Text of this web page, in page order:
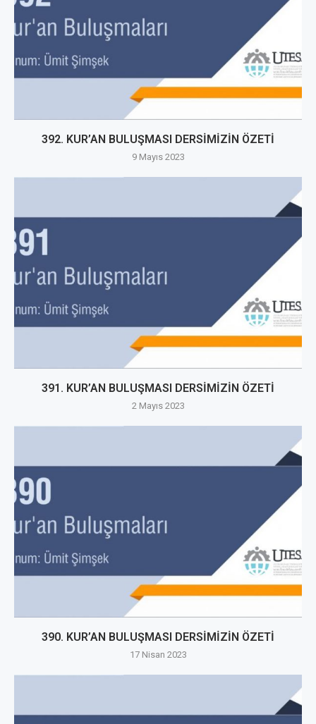
392. KUR’AN BULUŞMASI DERSİMİZİN ÖZETİ
9 Mayıs 2023
391. KUR’AN BULUŞMASI DERSİMİZİN ÖZETİ
2 Mayıs 2023
390. KUR’AN BULUŞMASI DERSİMİZİN ÖZETİ
17 Nisan 2023